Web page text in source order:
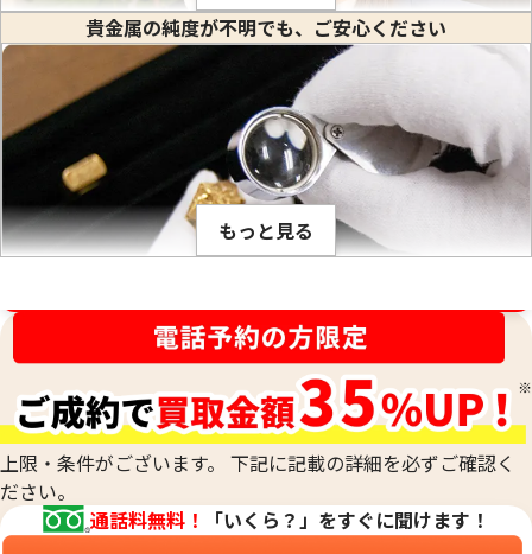
金や白金などの貴金属はそれぞれ固有の比重値を持っていま
す。比重とは、私達が生活している場所で(常温、常圧で)その
物質の1立方センチメートル当りの重量のことをいいます。(※
物質を1センチ角のサイの目状に切った時のその重さ) 1立方セ
ンチメートルあたり何グラムかは、金属ごとに異なり、K18や
PT900のように何種類かの貴金属を混ぜ合わせて作った合金
でも、その混合比率が解っているので比重が計算出来ます。こ
が付いていない金塊やインゴットなど、水に浸すことができ
るものの純度を、非常に正確に測定する際に用います。最終的
な査定額は、これらの科学的なデータに加えて、査定士が持つ
専門知識と経験を総合的に判断して算出されます。
貴金属の純度が不明でも、ご安心ください
刻印がなくて純度がわからないお品物や、他の素材のお品物
と組み合わされた合金のお品物、低純度のお品物も、当社の
専門的な技術で正確に測定し、その場で価値を判定いたしま
す。他店で「買取は難しい」と断られてしまったお品物も、諦
めずにご相談ください。おたからやでは、確かな鑑定力で、
これまでお値段がつかなかったお品物にも、思わぬ価値が見
つかるかもしれません。どのような貴金属でも、お気軽にお
持ち込みください。
もっと見る
上限・条件がございます。 下記に記載の詳細を必ずご確認く
ださい。
通話料無料！
「いくら？」をすぐに聞けます！